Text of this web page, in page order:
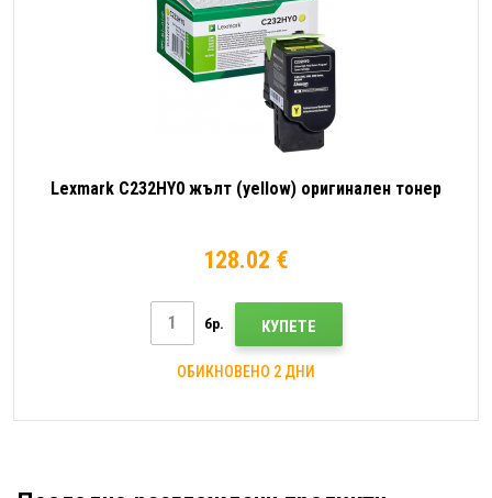
Lexmark C232HY0 жълт (yellow) оригинален тонер
128.02 €
бр. КУПЕТЕ
ОБИКНОВЕНО 2 ДНИ